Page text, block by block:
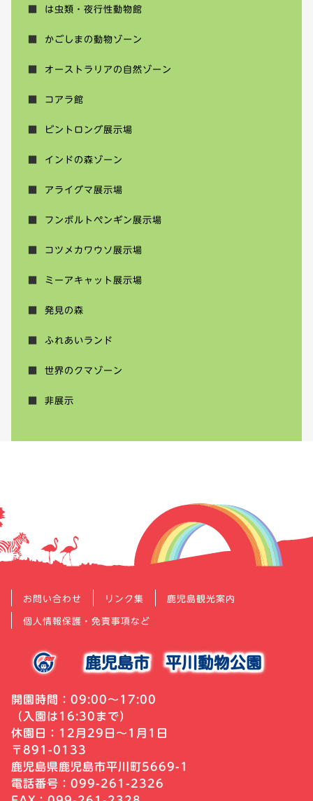
は虫類・夜行性動物館
かごしまの動物ゾーン
オーストラリアの自然ゾーン
コアラ館
ビントロング展示場
インドの森ゾーン
アライグマ展示場
フンボルトペンギン展示場
コツメカワウソ展示場
ミーアキャット展示場
発見の森
ふれあいランド
世界のクマゾーン
非展示
お問い合わせ リンク集 鹿児島観光案内
個人情報保護・免責事項など
鹿児島市平川動物公園
開園時間：09:00～17:00
（入園は16:30まで）
休園日：12月29日～1月1日
〒891-0133
鹿児島県鹿児島市平川町5669-1
電話番号：099-261-2326